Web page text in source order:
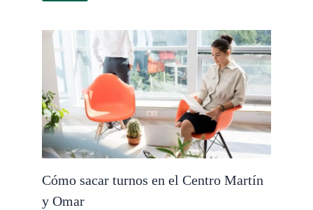
Cómo sacar turnos en el Centro Martín
y Omar